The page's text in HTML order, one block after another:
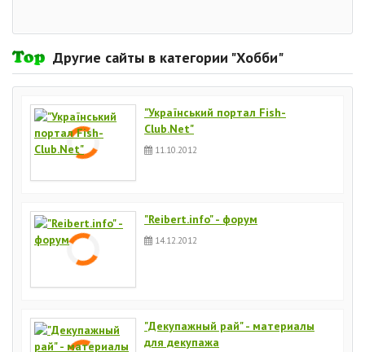
Другие сайты в категории "Хобби"
"Український портал Fish-
Club.Net"
11.10.2012
"Reibert.info" - форум
14.12.2012
"Декупажный рай" - материалы
для декупажа